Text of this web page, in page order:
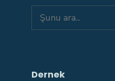
for:
Dernek